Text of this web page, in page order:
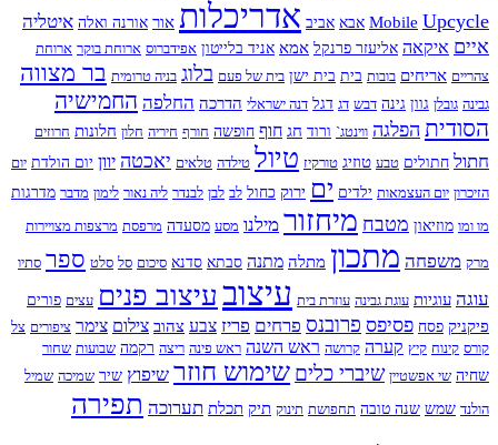
Mobile Upcycle אבא אביב אדריכלות אור אורנה ואלה איטליה
איים איקאה אליעזר פרנקל אמא אניד בלייטון אפידברוס ארוחת בוקר ארוחת
צהריים אריחים בובות בית בית ישן בית של פעם בלוג בניה טרומית בר מצווה
גבינה גובלן גוון גינה דבש דג דגל דנה ישראלי הדרכה החלפה החמישיה
הסודית הפלגה ווינטג` ורוד חג חוף חופשה חורף חיריה חלון חלונות חרוזים
חתול חתולים טבע טוזיג טורקיז טיול טילדה טלאים יאכטה יוון יום הולדת יום
הזיכרון יום העצמאות ילדים ים ירוק כחול לב לבן לבנדר ליה נאור לימון מדבר מדרגות
מו ומו מוזיאון מטבח מיחזור מילנו מסע מסעדה מרפסת מרצפות מצויירות
מרק משפחה מתכון מתלה מתנה סבתא סדנא סיכום סל סלט ספר סתיו
עוגה עוגיות עוגת גבינה עוזרת בית עיצובעיצוב פנים עצים פורים
פיקניק פסח פסיפס פרובנס פרחים פריז צבע צהוב צילום צימר ציפורים צל
קורס קינוח קיץ קערה קרושה ראש השנה ראש פינה ריצה רקמה שבועות שחור
שחיה שי אפשטיין שיברי כליםשימוש חוזר שיפוץ שיר שמיכה שמיל
הולנד שמש שנה טובה תחפושת תינוק תיק תכלת תערוכה תפירה